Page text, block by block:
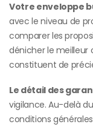
Votre enveloppe
avec le niveau de
comparer les
dénicher le meilleur
constituent de
Le détail des
vigilance. Au-delà
conditions